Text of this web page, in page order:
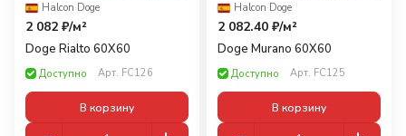
Halcon·Doge
2 082 ₽/м²
Doge Rialto 60X60
Доступно Арт. FC126
В корзину
Halcon·Doge
2 082.40 ₽/м²
Doge Murano 60X60
Доступно Арт. FC125
В корзину